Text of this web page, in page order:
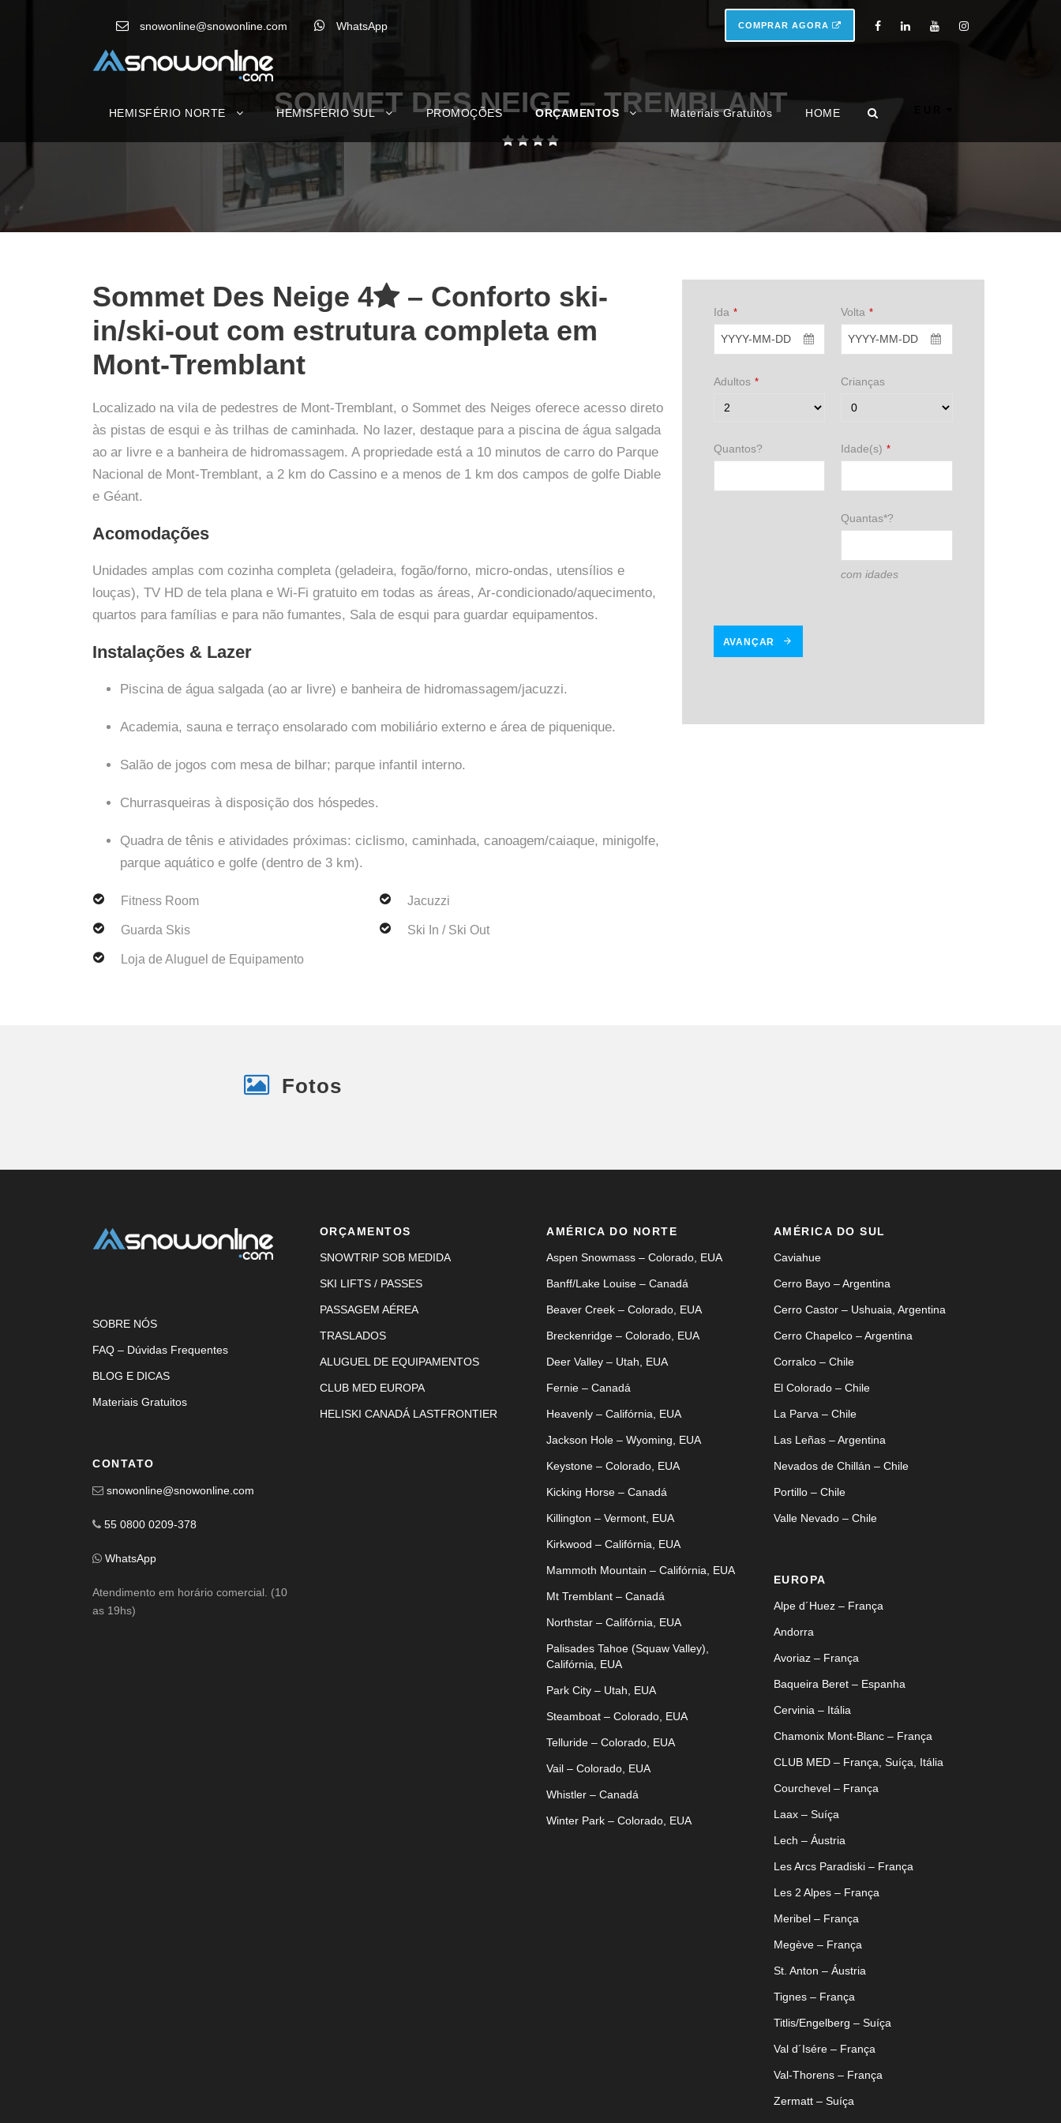
snowonline@snowonline.com WhatsApp COMPRAR AGORA
HEMISFÉRIO NORTE HEMISFÉRIO SUL PROMOÇÕES ORÇAMENTOS Materiais Gratuitos HOME
SOMMET DES NEIGE – TREMBLANT
Sommet Des Neige 4
– Conforto ski-
in/ski-out com estrutura completa em
Mont-Tremblant
Localizado na vila de pedestres de Mont-Tremblant, o Sommet des Neiges oferece acesso direto
às pistas de esqui e às trilhas de caminhada. No lazer, destaque para a piscina de água salgada
ao ar livre e a banheira de hidromassagem. A propriedade está a 10 minutos de carro do Parque
Nacional de Mont-Tremblant, a 2 km do Cassino e a menos de 1 km dos campos de golfe Diable
e Géant.
Acomodações
Unidades amplas com cozinha completa (geladeira, fogão/forno, micro-ondas, utensílios e
louças), TV HD de tela plana e Wi-Fi gratuito em todas as áreas, Ar-condicionado/aquecimento,
quartos para famílias e para não fumantes, Sala de esqui para guardar equipamentos.
Instalações & Lazer
Piscina de água salgada (ao ar livre) e banheira de hidromassagem/jacuzzi.
Academia, sauna e terraço ensolarado com mobiliário externo e área de piquenique.
Salão de jogos com mesa de bilhar; parque infantil interno.
Churrasqueiras à disposição dos hóspedes.
Quadra de tênis e atividades próximas: ciclismo, caminhada, canoagem/caiaque, minigolfe,
parque aquático e golfe (dentro de 3 km).
Fitness Room Jacuzzi
Guarda Skis Ski In / Ski Out
Loja de Aluguel de Equipamento
Ida * Volta *
Adultos *
Quantos?
Crianças
Idade(s) *
Quantas*?
com idades
AVANÇAR
Fotos
SOBRE NÓS
FAQ – Dúvidas Frequentes
BLOG E DICAS
Materiais Gratuitos
CONTATO
snowonline@snowonline.com
55 0800 0209-378
WhatsApp
Atendimento em horário comercial. (10
as 19hs)
ORÇAMENTOS
SNOWTRIP SOB MEDIDA
SKI LIFTS / PASSES
PASSAGEM AÉREA
TRASLADOS
ALUGUEL DE EQUIPAMENTOS
CLUB MED EUROPA
HELISKI CANADÁ LASTFRONTIER
AMÉRICA DO NORTE
Aspen Snowmass – Colorado, EUA
Banff/Lake Louise – Canadá
Beaver Creek – Colorado, EUA
Breckenridge – Colorado, EUA
Deer Valley – Utah, EUA
Fernie – Canadá
Heavenly – Califórnia, EUA
Jackson Hole – Wyoming, EUA
Keystone – Colorado, EUA
Kicking Horse – Canadá
Killington – Vermont, EUA
Kirkwood – Califórnia, EUA
Mammoth Mountain – Califórnia, EUA
Mt Tremblant – Canadá
Northstar – Califórnia, EUA
Palisades Tahoe (Squaw Valley),
Califórnia, EUA
Park City – Utah, EUA
Steamboat – Colorado, EUA
Telluride – Colorado, EUA
Vail – Colorado, EUA
Whistler – Canadá
Winter Park – Colorado, EUA
AMÉRICA DO SUL
Caviahue
Cerro Bayo – Argentina
Cerro Castor – Ushuaia, Argentina
Cerro Chapelco – Argentina
Corralco – Chile
El Colorado – Chile
La Parva – Chile
Las Leñas – Argentina
Nevados de Chillán – Chile
Portillo – Chile
Valle Nevado – Chile
EUROPA
Alpe d´Huez – França
Andorra
Avoriaz – França
Baqueira Beret – Espanha
Cervinia – Itália
Chamonix Mont-Blanc – França
CLUB MED – França, Suíça, Itália
Courchevel – França
Laax – Suíça
Lech – Áustria
Les Arcs Paradiski – França
Les 2 Alpes – França
Meribel – França
Megève – França
St. Anton – Áustria
Tignes – França
Titlis/Engelberg – Suíça
Val d´Isére – França
Val-Thorens – França
Zermatt – Suíça